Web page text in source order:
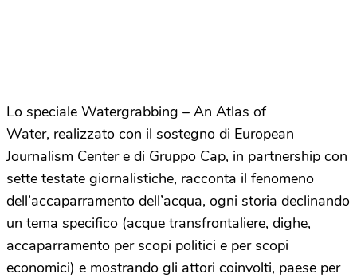
Lo speciale Watergrabbing – An Atlas of
Water, realizzato con il sostegno di European
Journalism Center e di Gruppo Cap, in partnership con
sette testate giornalistiche, racconta il fenomeno
dell’accaparramento dell’acqua, ogni storia declinando
un tema specifico (acque transfrontaliere, dighe,
accaparramento per scopi politici e per scopi
economici) e mostrando gli attori coinvolti, paese per